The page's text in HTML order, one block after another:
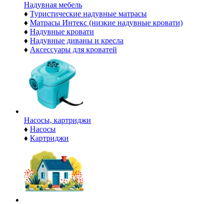
Надувная мебель
♦ Туристические надувные матрасы
♦ Матрасы Интекс (низкие надувные кровати)
♦ Надувные кровати
♦ Надувные диваны и кресла
♦ Аксессуары для кроватей
Насосы, картриджи
♦ Насосы
♦ Картриджи